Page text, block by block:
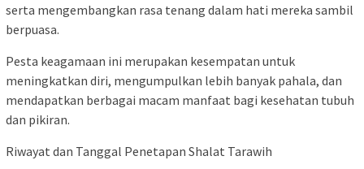
serta mengembangkan rasa tenang dalam hati mereka sambil
berpuasa.
Pesta keagamaan ini merupakan kesempatan untuk
meningkatkan diri, mengumpulkan lebih banyak pahala, dan
mendapatkan berbagai macam manfaat bagi kesehatan tubuh
dan pikiran.
Riwayat dan Tanggal Penetapan Shalat Tarawih